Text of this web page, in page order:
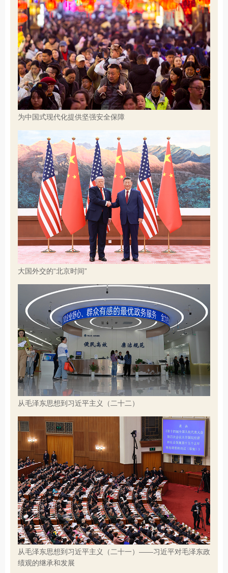
为中国式现代化提供坚强安全保障
大国外交的“北京时间”
从毛泽东思想到习近平主义（二十二）
从毛泽东思想到习近平主义（二十一）——习近平对毛泽东政
绩观的继承和发展